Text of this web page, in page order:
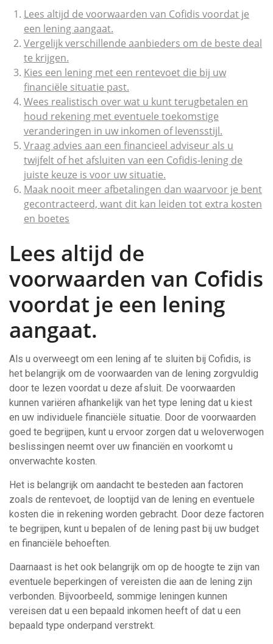
Lees altijd de voorwaarden van Cofidis voordat je
een lening aangaat.
Vergelijk verschillende aanbieders om de beste deal
te krijgen.
Kies een lening met een rentevoet die bij uw
financiële situatie past.
Wees realistisch over wat u kunt terugbetalen en
houd rekening met eventuele toekomstige
veranderingen in uw inkomen of levensstijl.
Vraag advies aan een financieel adviseur als u
twijfelt of het afsluiten van een Cofidis-lening de
juiste keuze is voor uw situatie.
Maak nooit meer afbetalingen dan waarvoor je bent
gecontracteerd, want dit kan leiden tot extra kosten
en boetes
Lees altijd de
voorwaarden van Cofidis
voordat je een lening
aangaat.
Als u overweegt om een lening af te sluiten bij Cofidis, is
het belangrijk om de voorwaarden van de lening zorgvuldig
door te lezen voordat u deze afsluit. De voorwaarden
kunnen variëren afhankelijk van het type lening dat u kiest
en uw individuele financiële situatie. Door de voorwaarden
goed te begrijpen, kunt u ervoor zorgen dat u weloverwogen
beslissingen neemt over uw financiën en voorkomt u
onverwachte kosten.
Het is belangrijk om aandacht te besteden aan factoren
zoals de rentevoet, de looptijd van de lening en eventuele
kosten die in rekening worden gebracht. Door deze factoren
te begrijpen, kunt u bepalen of de lening past bij uw budget
en financiële behoeften.
Daarnaast is het ook belangrijk om op de hoogte te zijn van
eventuele beperkingen of vereisten die aan de lening zijn
verbonden. Bijvoorbeeld, sommige leningen kunnen
vereisen dat u een bepaald inkomen heeft of dat u een
bepaald type onderpand verstrekt.